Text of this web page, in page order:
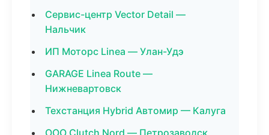
Сервис-центр Vector Detail —
Нальчик
ИП Моторс Linea — Улан-Удэ
GARAGE Linea Route —
Нижневартовск
Техстанция Hybrid Автомир — Калуга
ООО Clutch Nord — Петрозаводск